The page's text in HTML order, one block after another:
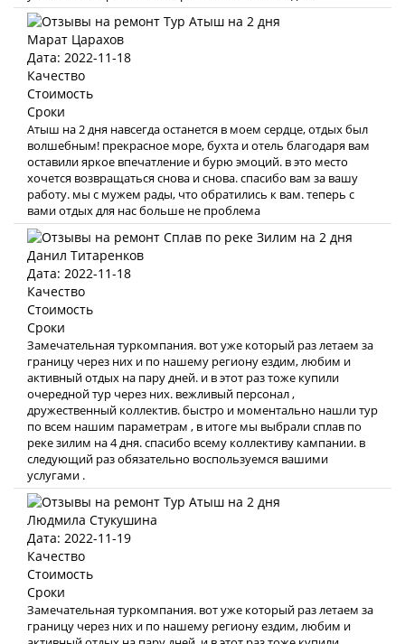
Марат Царахов
Дата: 2022-11-18
Качество
Стоимость
Сроки
Атыш на 2 дня навсегда останется в моем сердце, отдых был
волшебным! прекрасное море, бухта и отель благодаря вам
оставили яркое впечатление и бурю эмоций. в это место
хочется возвращаться снова и снова. спасибо вам за вашу
работу. мы с мужем рады, что обратились к вам. теперь с
вами отдых для нас больше не проблема
Данил Титаренков
Дата: 2022-11-18
Качество
Стоимость
Сроки
Замечательная туркомпания. вот уже который раз летаем за
границу через них и по нашему региону ездим, любим и
активный отдых на пару дней. и в этот раз тоже купили
очередной тур через них. вежливый персонал ,
дружественный коллектив. быстро и моментально нашли тур
по всем нашим параметрам , в итоге мы выбрали сплав по
реке зилим на 4 дня. спасибо всему коллективу кампании. в
следующий раз обязательно воспользуемся вашими
услугами .
Людмила Стукушина
Дата: 2022-11-19
Качество
Стоимость
Сроки
Замечательная туркомпания. вот уже который раз летаем за
границу через них и по нашему региону ездим, любим и